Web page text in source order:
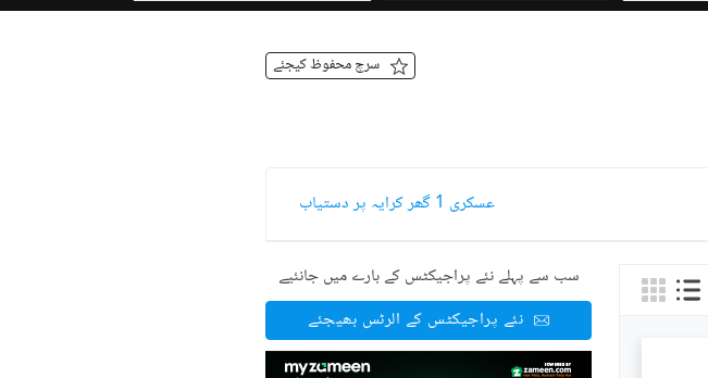
سرچ محفوظ کیجئے
عسکری 1 گھر کرایہ پر دستیاب
سب سے پہلے نئے پراجیکٹس کے بارے میں جانئیے
نئے پراجیکٹس کے الرٹس بھیجئے